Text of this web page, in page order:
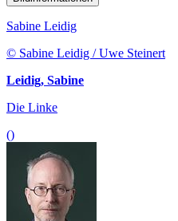
Sabine Leidig
© Sabine Leidig / Uwe Steinert
Leidig, Sabine
Die Linke
()